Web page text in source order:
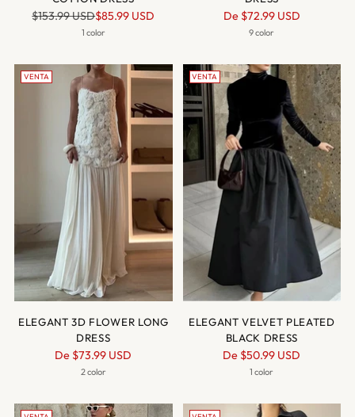
Precio
normal
$153.99 USD$85.99 USD
1 color
Precio
normal
De $72.99 USD
9 color
VENTA
ELEGANT 3D FLOWER LONG
DRESS
Precio
normal
De $73.99 USD
2 color
VENTA
ELEGANT VELVET PLEATED
BLACK DRESS
Precio
normal
De $50.99 USD
1 color